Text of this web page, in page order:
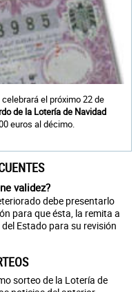
el próximo 22 de
de la Lotería de Navidad
euros al décimo.
validez?
debe presentarlo
para que ésta, la remita a
Estado para su revisión
sorteo de la Lotería de